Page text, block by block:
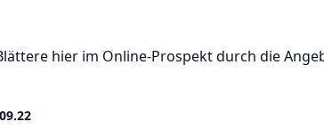
hier im Online-Prospekt durch die